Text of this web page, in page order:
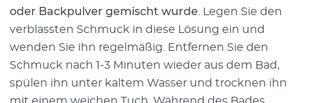
oder Backpulver gemischt wurde . Legen Sie den
verblassten Schmuck in diese Lösung ein und
wenden Sie ihn regelmäßig. Entfernen Sie den
Schmuck nach 1-3 Minuten wieder aus dem Bad,
spülen ihn unter kaltem Wasser und trocknen ihn